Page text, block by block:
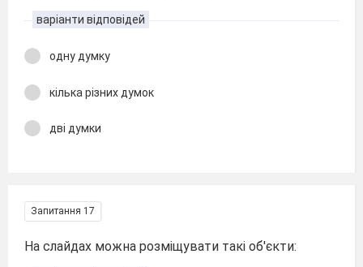
варіанти відповідей
одну думку
кілька різних думок
дві думки
Запитання 17
На слайдах можна розміщувати такі об'єкти: